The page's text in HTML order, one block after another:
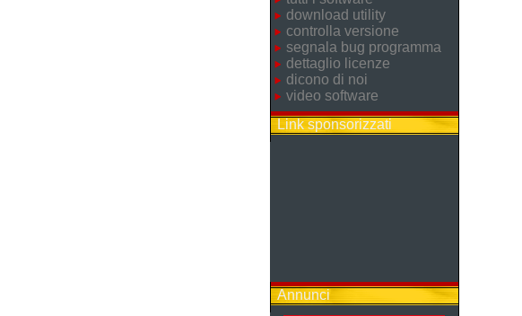
download utility
controlla versione
segnala bug programma
dettaglio licenze
dicono di noi
video software
Link sponsorizzati
Annunci